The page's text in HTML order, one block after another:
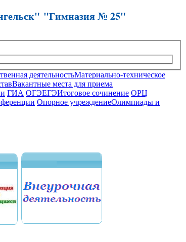
"Гимназия № 25"
деятельностьМатериально-техническое
Вакантные места для приема
ГИА ОГЭЕГЭИтоговое сочинение ОРЦ
Опорное учреждениеОлимпиады и